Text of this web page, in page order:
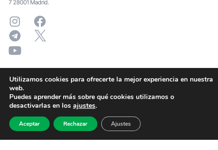
7 28001 Madrid.
Utilizamos cookies para ofrecerte la mejor experiencia en nuestra
web.
Puedes aprender más sobre qué cookies utilizamos o
desactivarlas en los ajustes.
Aceptar Rechazar Ajustes